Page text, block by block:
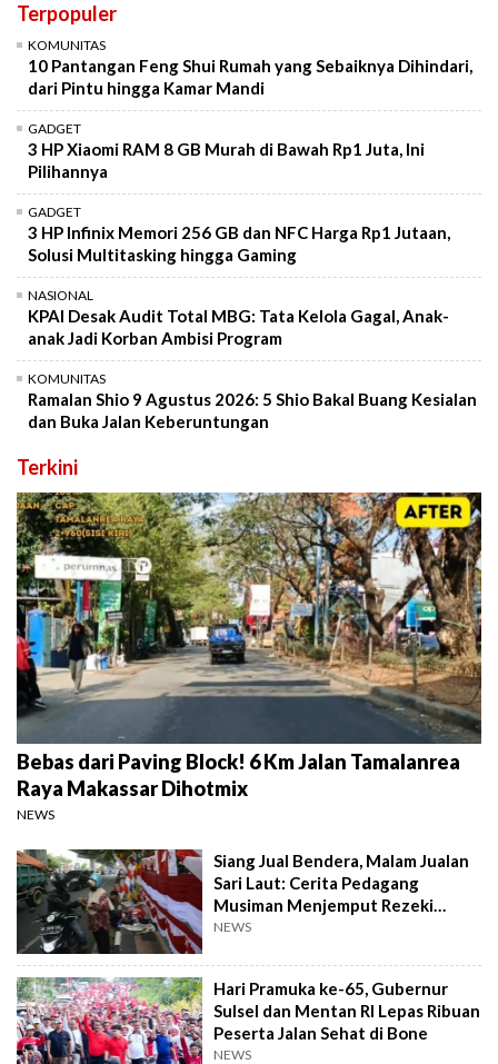
Terpopuler
KOMUNITAS
10 Pantangan Feng Shui Rumah yang Sebaiknya Dihindari,
dari Pintu hingga Kamar Mandi
GADGET
3 HP Xiaomi RAM 8 GB Murah di Bawah Rp1 Juta, Ini
Pilihannya
GADGET
3 HP Infinix Memori 256 GB dan NFC Harga Rp1 Jutaan,
Solusi Multitasking hingga Gaming
NASIONAL
KPAI Desak Audit Total MBG: Tata Kelola Gagal, Anak-
anak Jadi Korban Ambisi Program
KOMUNITAS
Ramalan Shio 9 Agustus 2026: 5 Shio Bakal Buang Kesialan
dan Buka Jalan Keberuntungan
Terkini
Bebas dari Paving Block! 6 Km Jalan Tamalanrea
Raya Makassar Dihotmix
NEWS
Siang Jual Bendera, Malam Jualan
Sari Laut: Cerita Pedagang
Musiman Menjemput Rezeki
Kemerdekaan
NEWS
Hari Pramuka ke-65, Gubernur
Sulsel dan Mentan RI Lepas Ribuan
Peserta Jalan Sehat di Bone
NEWS